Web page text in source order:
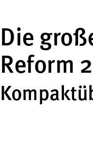
Die
Reform